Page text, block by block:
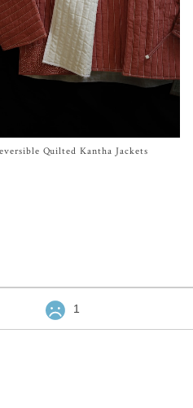
Quilted Kantha Jackets
1